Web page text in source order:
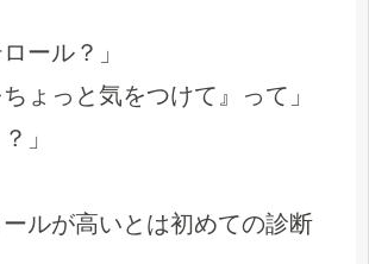
ール？」
ちょっと気をつけて』って」
」
ルが高いとは初めての診断